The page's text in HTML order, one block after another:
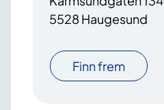
5528 Haugesund
Finn frem